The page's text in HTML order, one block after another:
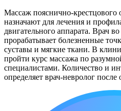
Массаж пояснично-крестцового
назначают для лечения и
двигательного аппарата. Врач
прорабатывает болезненные
суставы и мягкие ткани. В
пройти курс массажа по
специалистами. Количество и
определяет врач-невролог после